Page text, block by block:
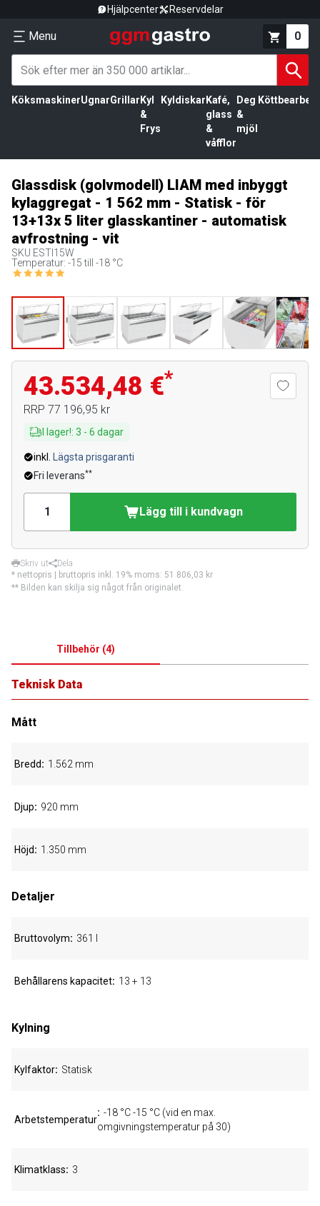
Hjälpcenter Reservdelar
Menu 0
KöksmaskinerUgnarGrillar Kyl
&
Frys
Kyldiskar Kafé,
glass
&
våfflor
Deg
&
mjöl
Glassdisk (golvmodell) LIAM med inbyggt
kylaggregat - 1 562 mm - Statisk - för
13+13x 5 liter glasskantiner - automatisk
avfrostning - vit
SKU ESTI15W
Temperatur: -15 till -18 °C
43.534,48 €*
RRP 77 196,95 kr
I lager!: 3 - 6 dagar
inkl.
Lägsta prisgaranti
Fri leverans**
Lägg till i kundvagn
Skriv ut
Dela
* nettopris | bruttopris inkl. 19% moms: 51 806,03 kr
** Bilden kan skilja sig något från originalet.
Tillbehör (4)
Teknisk Data
Mått
Bredd 1.562 mm
Djup 920 mm
Höjd 1.350 mm
Detaljer
Bruttovolym 361 l
Behållarens kapacitet 13 + 13
Kylning
Kylfaktor Statisk
Arbetstemperatur
-18 °C -15 °C (vid en max.
omgivningstemperatur på 30)
Klimatklass 3